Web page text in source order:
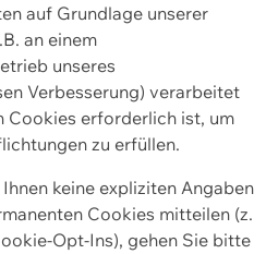
auf Grundlage unserer
an einem
unseres
Verbesserung) verarbeitet
Cookies erforderlich ist, um
zu erfüllen.
keine expliziten Angaben
Cookies mitteilen (z.
Opt-Ins), gehen Sie bitte